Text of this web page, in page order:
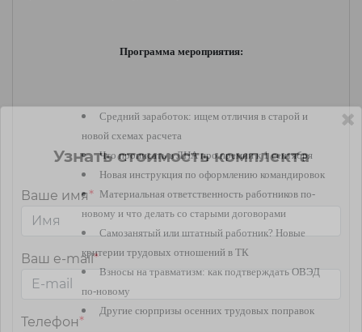
Программа мероприятия:
Средний заработок: ищем отличия в старой и
новой схемах расчета
Что прописать в ЛНА про премии к 1 сентября
Новая инструкция по оформлению командировок
Материальная ответственность работников по-
новому и что делать со старыми договорами
Самозанятый или штатный работник? Новые
критерии трудовых отношений в ТК
Взносы на травматизм: как подтверждать ОВЭД
по-новому
Другие сюрпризы осенних трудовых поправок
Узнать стоимость комплекта
Ваше имя*
Ваш e-mail*
Телефон*